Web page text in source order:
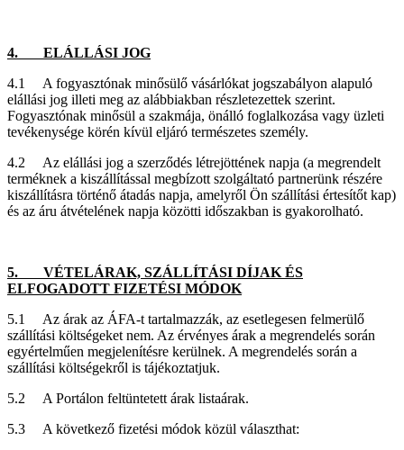
4. ELÁLLÁSI JOG
4.1 A fogyasztónak minősülő vásárlókat jogszabályon alapuló
elállási jog illeti meg az alábbiakban részletezettek szerint.
Fogyasztónak minősül a szakmája, önálló foglalkozása vagy üzleti
tevékenysége körén kívül eljáró természetes személy.
4.2 Az elállási jog a szerződés létrejöttének napja (a megrendelt
terméknek a kiszállítással megbízott szolgáltató partnerünk részére
kiszállításra történő átadás napja, amelyről Ön szállítási értesítőt kap)
és az áru átvételének napja közötti időszakban is gyakorolható.
5. VÉTELÁRAK, SZÁLLÍTÁSI DÍJAK ÉS
ELFOGADOTT FIZETÉSI MÓDOK
5.1 Az árak az ÁFA-t tartalmazzák, az esetlegesen felmerülő
szállítási költségeket nem. Az érvényes árak a megrendelés során
egyértelműen megjelenítésre kerülnek. A megrendelés során a
szállítási költségekről is tájékoztatjuk.
5.2 A Portálon feltüntetett árak listaárak.
5.3 A következő fizetési módok közül választhat: